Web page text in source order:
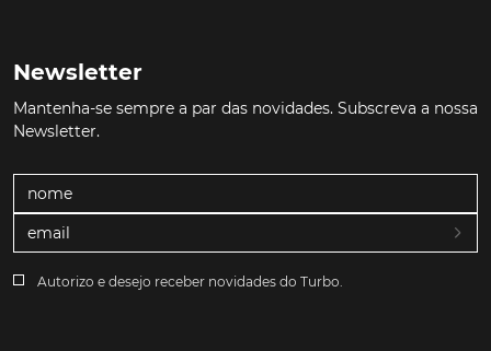
Newsletter
Mantenha-se sempre a par das novidades. Subscreva a nossa
Newsletter.
Autorizo e desejo receber novidades do Turbo.